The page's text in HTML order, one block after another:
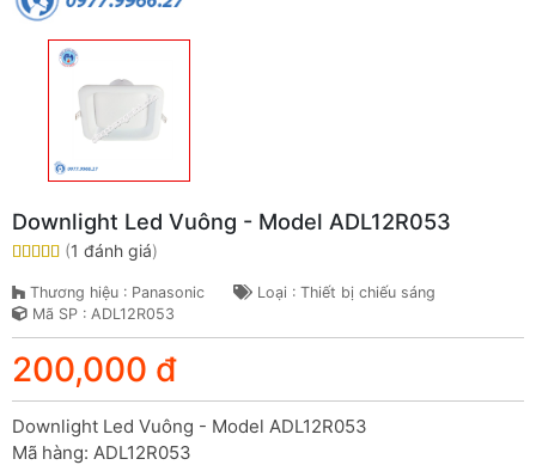
Downlight Led Vuông - Model ADL12R053
(1 đánh giá)
Thương hiệu : Panasonic
Loại : Thiết bị chiếu sáng
Mã SP : ADL12R053
200,000 đ
Downlight Led Vuông - Model ADL12R053
Mã hàng: ADL12R053